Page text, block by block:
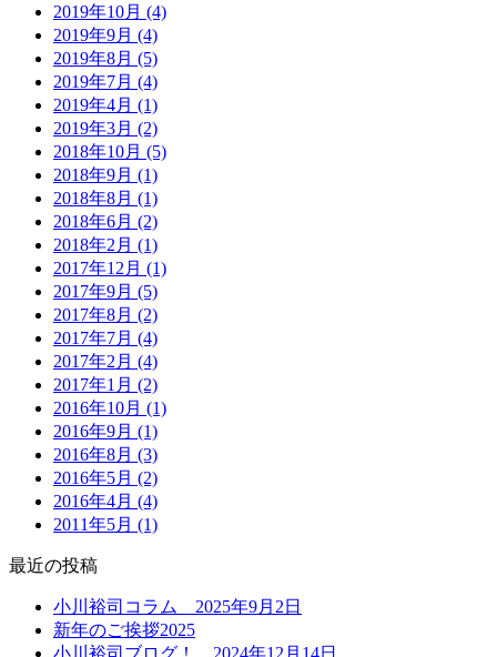
2019年10月 (4)
2019年9月 (4)
2019年8月 (5)
2019年7月 (4)
2019年4月 (1)
2019年3月 (2)
2018年10月 (5)
2018年9月 (1)
2018年8月 (1)
2018年6月 (2)
2018年2月 (1)
2017年12月 (1)
2017年9月 (5)
2017年8月 (2)
2017年7月 (4)
2017年2月 (4)
2017年1月 (2)
2016年10月 (1)
2016年9月 (1)
2016年8月 (3)
2016年5月 (2)
2016年4月 (4)
2011年5月 (1)
最近の投稿
小川裕司コラム 2025年9月2日
新年のご挨拶2025
小川裕司ブログ！ 2024年12月14日